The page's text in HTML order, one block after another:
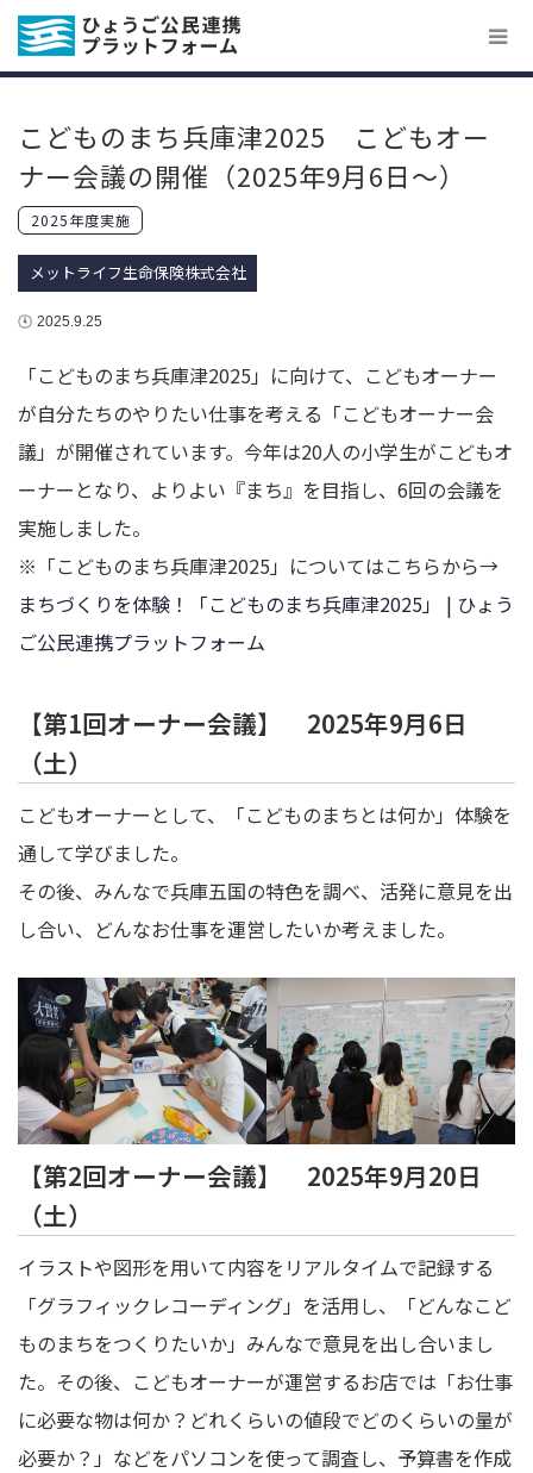
こどものまち兵庫津2025 こどもオー
ナー会議の開催（2025年9月6日～）
2025年度実施
メットライフ生命保険株式会社
2025.9.25
「こどものまち兵庫津2025」に向けて、こどもオーナー
が自分たちのやりたい仕事を考える「こどもオーナー会
議」が開催されています。今年は20人の小学生がこどもオ
ーナーとなり、よりよい『まち』を目指し、6回の会議を
実施しました。
※「こどものまち兵庫津2025」についてはこちらから→
まちづくりを体験！「こどものまち兵庫津2025」 | ひょう
ご公民連携プラットフォーム
【第1回オーナー会議】 2025年9月6日
（土）
こどもオーナーとして、「こどものまちとは何か」体験を
通して学びました。
その後、みんなで兵庫五国の特色を調べ、活発に意見を出
し合い、どんなお仕事を運営したいか考えました。
【第2回オーナー会議】 2025年9月20日
（土）
イラストや図形を用いて内容をリアルタイムで記録する
「グラフィックレコーディング」を活用し、「どんなこど
ものまちをつくりたいか」みんなで意見を出し合いまし
た。その後、こどもオーナーが運営するお店では「お仕事
に必要な物は何か？どれくらいの値段でどのくらいの量が
必要か？」などをパソコンを使って調査し、予算書を作成